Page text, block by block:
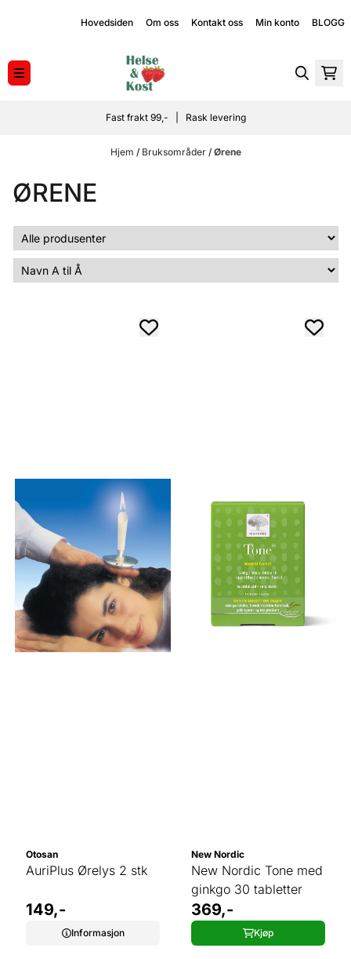
Hopp til innholdHovedsiden Om oss Kontakt oss Min konto BLOGG
Fast frakt 99,- | Rask levering
Hjem / Bruksområder / Ørene
ØRENE
Otosan
AuriPlus Ørelys 2 stk
149,-
Informasjon
New Nordic
New Nordic Tone med
ginkgo 30 tabletter
369,-
Kjøp